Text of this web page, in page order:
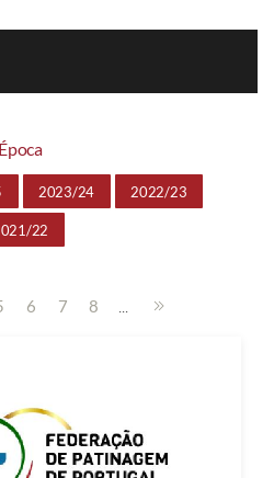
Época
2023/24 2022/23
22
6 7 8 ...